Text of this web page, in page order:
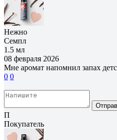
Нежно
Семпл
1.5 мл
08 февраля 2026
Мне аромат напомнил запах
0 0
П
Покупатель